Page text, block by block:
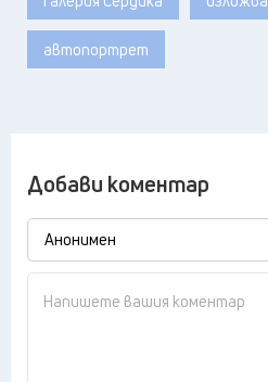
автопортрет
Добави коментар